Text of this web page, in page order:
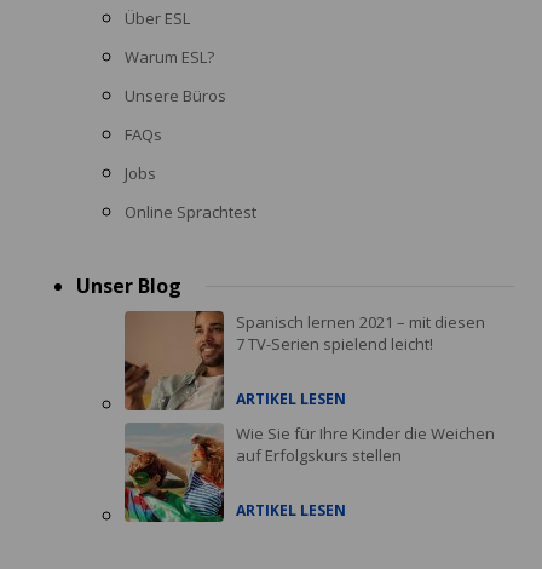
Über ESL
Warum ESL?
Unsere Büros
FAQs
Jobs
Online Sprachtest
Unser Blog
Spanisch lernen 2021 – mit diesen
7 TV-Serien spielend leicht!
ARTIKEL LESEN
Wie Sie für Ihre Kinder die Weichen
auf Erfolgskurs stellen
ARTIKEL LESEN